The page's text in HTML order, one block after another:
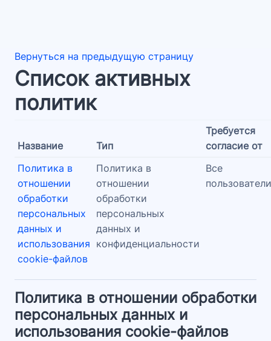
Вернуться на предыдущую страницу
Список активных
политик
Название Тип
Требуется
согласие от
Политика в
отношении
обработки
персональных
данных и
использования
cookie-файлов
Политика в
отношении
обработки
персональных
данных и
конфиденциальности
Все
пользователи
Политика в отношении обработки
персональных данных и
использования cookie-файлов